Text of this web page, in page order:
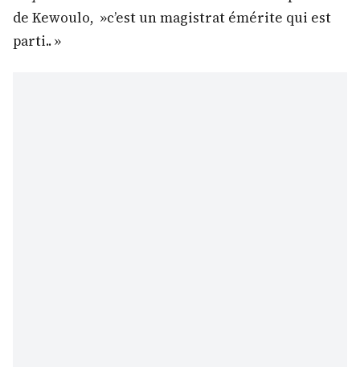
de Kewoulo, »c’est un magistrat émérite qui est
parti.. »